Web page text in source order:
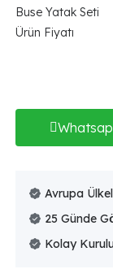
Buse Yatak Seti
Avrupa
25 Günde
Kolay